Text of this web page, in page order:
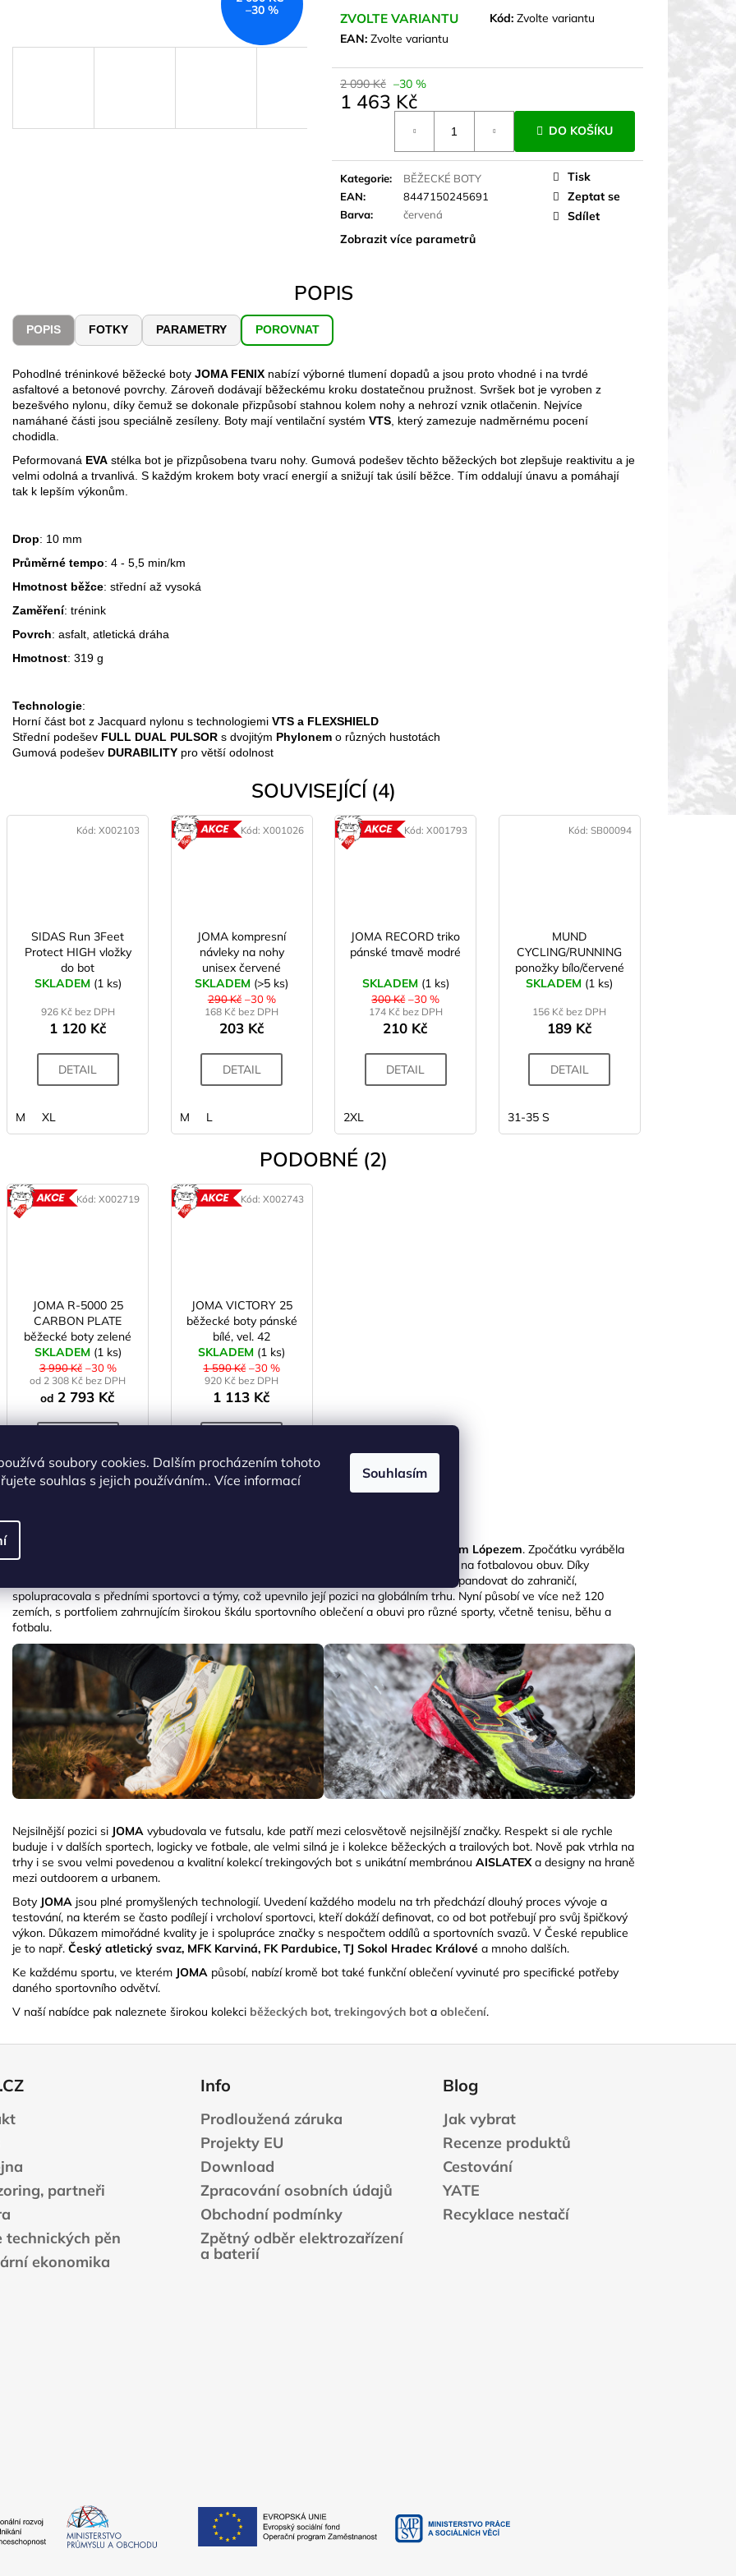
soubory cookies. Dalším procházením tohoto
souhlas s jejich používáním.. Více informací
Souhlasím
ZVOLTE VARIANTU Kód: Zvolte variantu
EAN: Zvolte variantu
2 090 Kč –30 %
1 463 Kč
DO KOŠÍKU
Kategorie:
BĚŽECKÉ BOTY
EAN:
8447150245691
Barva: červená
Zobrazit více parametrů
Tisk
Zeptat se
Sdílet
–30 %
POPIS
POPIS FOTKY PARAMETRY POROVNAT
Pohodlné tréninkové běžecké boty JOMA FENIX nabízí výborné tlumení dopadů a jsou proto vhodné i na tvrdé
asfaltové a betonové povrchy. Zároveň dodávají běžeckému kroku dostatečnou pružnost. Svršek bot je vyroben z
bezešvého nylonu, díky čemuž se dokonale přizpůsobí stahnou kolem nohy a nehrozí vznik otlačenin. Nejvíce
namáhané části jsou speciálně zesíleny. Boty mají ventilační systém VTS , který zamezuje nadměrnému pocení
chodidla.
Peformovaná EVA stélka bot je přizpůsobena tvaru nohy. Gumová podešev těchto běžeckých bot zlepšuje reaktivitu a je
velmi odolná a trvanlivá. S každým krokem boty vrací energií a snižují tak úsilí běžce. Tím oddalují únavu a pomáhají
tak k lepším výkonům.
Drop: 10 mm
Průměrné tempo: 4 - 5,5 min/km
Hmotnost běžce: střední až vysoká
Zaměření: trénink
Povrch: asfalt, atletická dráha
Hmotnost: 319 g
Technologie:
Horní část bot z Jacquard nylonu s technologiemi VTS a FLEXSHIELD
Střední podešev FULL DUAL PULSOR s dvojitým Phylonem o různých hustotách
Gumová podešev DURABILITY pro větší odolnost
SOUVISEJÍCÍ (4)
SIDAS Run 3Feet
Protect HIGH vložky
do bot
SKLADEM (1 ks)
926 Kč bez DPH
1 120 Kč
DETAIL
M XL
Kód:X002103
JOMA kompresní
návleky na nohy
unisex červené
SKLADEM (>5 ks)
290 Kč –30 %
168 Kč bez DPH
203 Kč
DETAIL
M L
Kód: X001026
JOMA RECORD triko
pánské tmavě modré
SKLADEM (1 ks)
300 Kč –30 %
174 Kč bez DPH
210 Kč
DETAIL
2XL
Kód:X001793
MUND
CYCLING/RUNNING
ponožky bílo/červené
SKLADEM (1 ks)
156 Kč bez DPH
189 Kč
DETAIL
31-35 S
Kód: SB00094
PODOBNÉ (2)
JOMA R-5000 25
CARBON PLATE
běžecké boty zelené
SKLADEM (1 ks)
3 990 Kč –30 %
od 2 308 Kč bez DPH
od 2 793 Kč
37 38 39 40 40,5 41 42 42,5 43
Kód:X002719
JOMA VICTORY 25
běžecké boty pánské
bílé, vel. 42
SKLADEM (1 ks)
1 590 Kč –30 %
920 Kč bez DPH
1 113 Kč
42
Kód: X002743
Portillo de Toledo Fructuosem Lópezem. Zpočátku vyráběla
pouze obuv, ale v 70. letech se začala specializovat na sportovní vybavení, především na fotbalovou obuv. Díky
začala expandovat do zahraničí,
spolupracovala s předními sportovci a týmy, což upevnilo její pozici na globálním trhu. Nyní působí ve více než 120
zemích, s portfoliem zahrnujícím širokou škálu sportovního oblečení a obuvi pro různé sporty, včetně tenisu, běhu a
fotbalu.
Nejsilnější pozici si JOMA vybudovala ve futsalu, kde patří mezi celosvětově nejsilnější značky. Respekt si ale rychle
buduje i v dalších sportech, logicky ve fotbale, ale velmi silná je i kolekce běžeckých a trailových bot. Nově pak vtrhla na
trhy i se svou velmi povedenou a kvalitní kolekcí trekingových bot s unikátní membránou AISLATEXa designy na hraně
mezi outdoorem a urbanem.
Boty JOMA jsou plné promyšlených technologií. Uvedení každého modelu na trh předchází dlouhý proces vývoje a
testování, na kterém se často podílejí i vrcholoví sportovci, kteří dokáží definovat, co od bot potřebují pro svůj špičkový
výkon. Důkazem mimořádné kvality je i spolupráce značky s nespočtem oddílů a sportovních svazů. V České republice
je to např. Český atletický svaz, MFK Karviná, FK Pardubice, TJ Sokol Hradec Králové a mnoho dalších.
Ke každému sportu, ve kterém JOMA působí, nabízí kromě bot také funkční oblečení vyvinuté pro specifické potřeby
daného sportovního odvětví.
V naší nabídce pak naleznete širokou kolekci běžeckých bot, trekingových bot a oblečení.
partneři
technických pěn
ekonomika
Info
Prodloužená záruka
Projekty EU
Download
Zpracování osobních údajů
Obchodní podmínky
Zpětný odběr elektrozařízení
a baterií
Blog
Jak vybrat
Recenze produktů
Cestování
YATE
Recyklace nestačí